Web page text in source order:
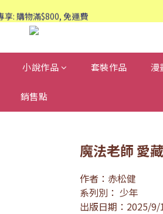
查詢：95588661
享: 購物滿$800, 免運費
查詢：95588661
小說作品 套裝作品 漫
銷售點
魔法老師 愛
作者：赤松健
系列別： 少年
出版日期：2025/9/